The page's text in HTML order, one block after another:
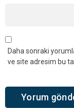
Daha sonraki
ve site adresim bu